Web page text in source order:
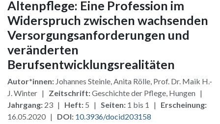
Altenpflege: Eine Profession im
Widerspruch zwischen wachsenden
Versorgungsanforderungen und
veränderten
Berufsentwicklungsrealitäten
Autor*innen: Johannes Steinle, Anita Rölle, Prof. Dr. Maik H.-
J. Winter | Zeitschrift:Geschichte der Pflege, Hungen |
Jahrgang: 23 | Heft: 5 | Seiten: 1 bis 1 | Erscheinung:
16.05.2020 | DOI: 10.3936/docid203158